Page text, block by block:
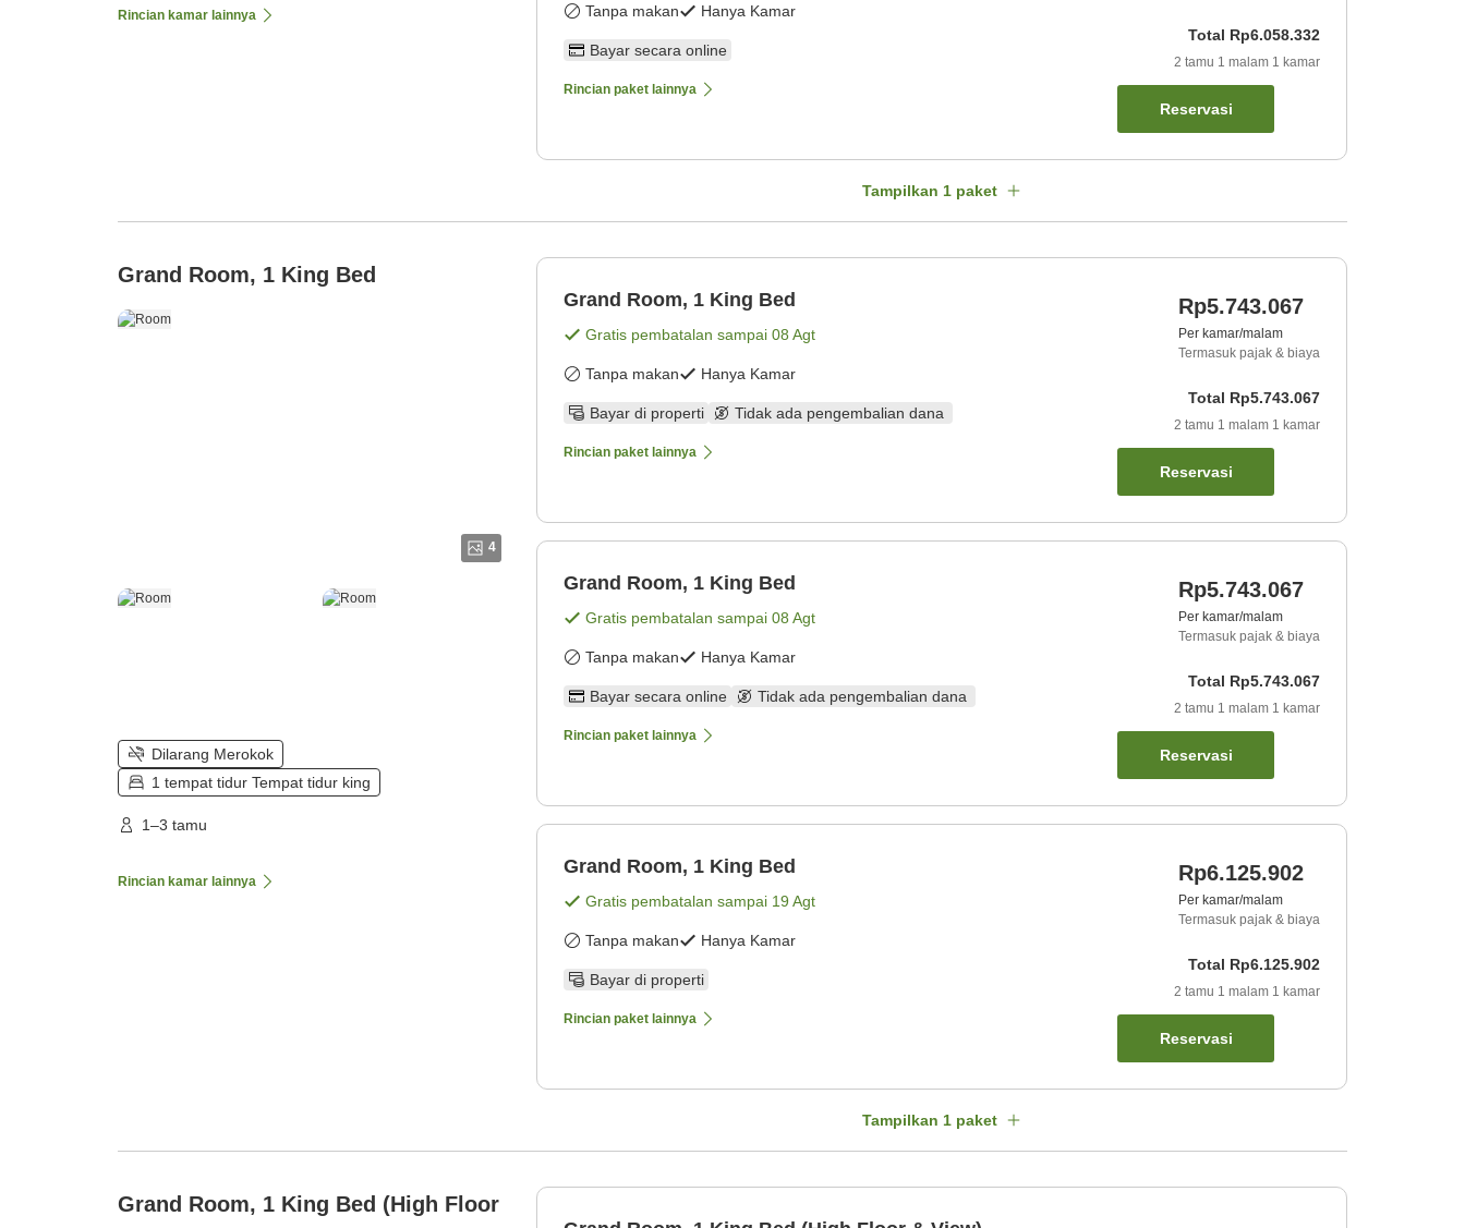
Rincian kamar lainnya Tanpa makan Hanya Kamar
Bayar secara online
Rincian paket lainnya
Total Rp6.058.332
2 tamu 1 malam 1 kamar
Reservasi
Tampilkan 1 paket
Grand Room, 1 King Bed
4
Dilarang Merokok
1 tempat tidur Tempat tidur king
1–3 tamu
Rincian kamar lainnya
Grand Room, 1 King Bed
Gratis pembatalan sampai 08 Agt
Tanpa makan Hanya Kamar
Bayar di properti Tidak ada pengembalian dana
Rincian paket lainnya
Rp5.743.067
Per kamar/malam
Termasuk pajak & biaya
Total Rp5.743.067
2 tamu 1 malam 1 kamar
Reservasi
Grand Room, 1 King Bed
Gratis pembatalan sampai 08 Agt
Tanpa makan Hanya Kamar
Bayar secara online Tidak ada pengembalian dana
Rincian paket lainnya
Rp5.743.067
Per kamar/malam
Termasuk pajak & biaya
Total Rp5.743.067
2 tamu 1 malam 1 kamar
Reservasi
Grand Room, 1 King Bed
Gratis pembatalan sampai 19 Agt
Tanpa makan Hanya Kamar
Bayar di properti
Rincian paket lainnya
Rp6.125.902
Per kamar/malam
Termasuk pajak & biaya
Total Rp6.125.902
2 tamu 1 malam 1 kamar
Reservasi
Tampilkan 1 paket
Grand Room, 1 King Bed (High Floor